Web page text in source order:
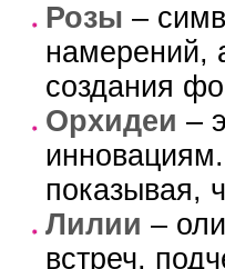
Розы –
намерений,
создания
Орхидеи –
показывая,
Лилии –
встреч,